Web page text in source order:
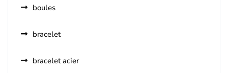
boules
bracelet
bracelet acier